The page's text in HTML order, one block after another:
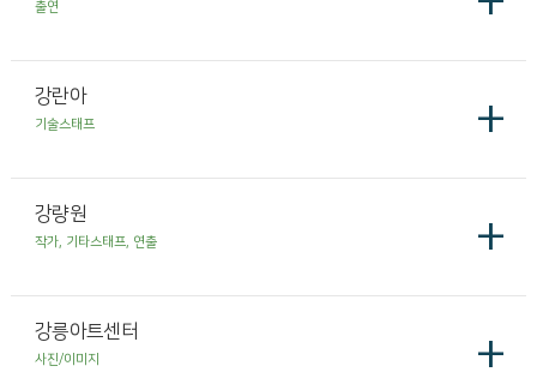
출연
강란아 +
기술스태프
강량원 +
작가, 기타스태프, 연출
강릉아트센터 +
사진/이미지